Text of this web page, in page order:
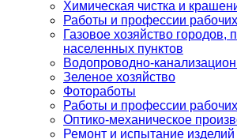
Химическая чистка и
Работы и профессии
Газовое хозяйство городов,
населенных пунктов
Водопроводно-
Зеленое хозяйство
Фотоработы
Работы и профессии
Оптико-механическое
Ремонт и испытание